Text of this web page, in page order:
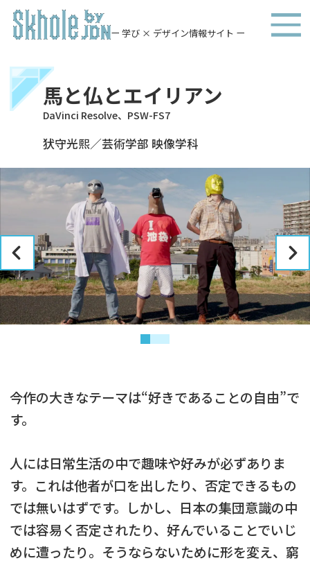
ー 学び × デザイン情報サイト ー
馬と仏とエイリアン
DaVinci Resolve、PSW-FS7
犾守光熙／芸術学部 映像学科
今作の大きなテーマは“好きであることの自由”で
す。
人には日常生活の中で趣味や好みが必ずありま
す。これは他者が口を出したり、否定できるもの
では無いはずです。しかし、日本の集団意識の中
では容易く否定されたり、好んでいることでいじ
めに遭ったり。そうならないために形を変え、窮